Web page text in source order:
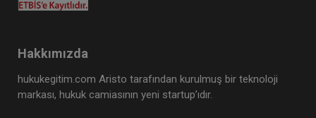
Hakkımızda
hukukegitim.com Aristo tarafından kurulmuş bir teknoloji
markası, hukuk camiasının yeni startup’ıdır.